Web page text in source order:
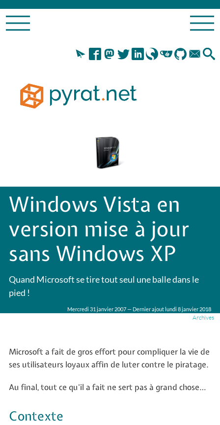
Windows Vista en
version mise à jour
sans Windows XP
Quand Microsoft se tire tout seul une balle dans le
pied !
Mercredi 31 janvier 2007 — Dernier ajout lundi 8 janvier 2018
Archives
Microsoft a fait de gros effort pour compliquer la vie de
ses utilisateurs loyaux affin de luter contre le piratage.
Au final, tout ce qu’il a fait ne sert pas à grand chose…
Contexte